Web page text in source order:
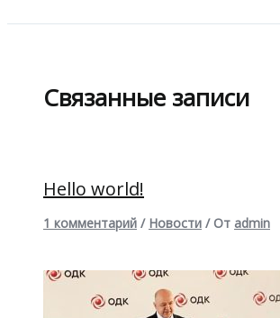
Связанные записи
Hello world!
1 комментарий / Новости / От admin